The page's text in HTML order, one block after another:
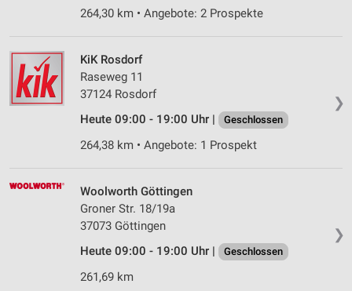
264,30 km • Angebote: 2 Prospekte
❯
KiK Rosdorf
Raseweg 11
37124 Rosdorf
Heute 09:00 - 19:00 Uhr |
Geschlossen
264,38 km • Angebote: 1 Prospekt
❯
Woolworth Göttingen
Groner Str. 18/19a
37073 Göttingen
Heute 09:00 - 19:00 Uhr |
Geschlossen
261,69 km